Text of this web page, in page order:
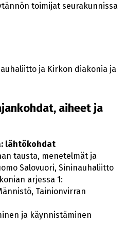
toimijat seurakunnissa
ja Kirkon diakonia ja
aiheet ja
lähtökohdat
tausta, menetelmät ja
Salovuori, Sininauhaliitto
arjessa 1:
Tainionvirran
ja käynnistäminen